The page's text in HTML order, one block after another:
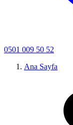
0501 009 50 52
Ana Sayfa